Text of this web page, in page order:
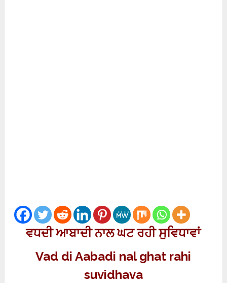
ਵਧਦੀ ਆਬਾਦੀਨਾਲਘਟ ਰਹੀ ਸੁਵਿਧਾਵਾਂ
Vad di Aabadi nal ghat rahi
suvidhava